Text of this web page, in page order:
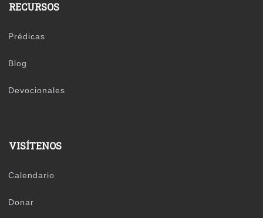
RECURSOS
Prédicas
Blog
Devocionales
VISÍTENOS
Calendario
Donar